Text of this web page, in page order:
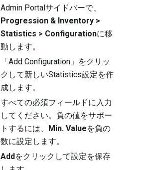
Admin Portalサイドバーで、
Progression & Inventory >
Statistics > Configurationに移
動します。
「Add Configuration」をクリッ
クして新しいStatistics設定を作
成します。
すべての必須フィールドに入力
してください。負の値をサポー
トするには、 Min. Valueを負の
数に設定します。
Addをクリックして設定を保存